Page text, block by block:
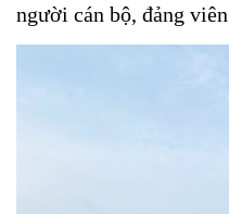
người cán bộ, đảng